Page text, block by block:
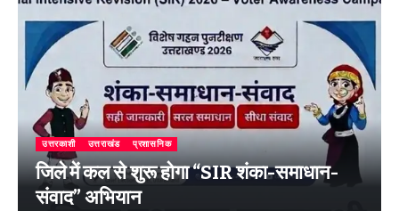
उत्तरकाशी उत्तराखंड प्रशासनिक
जिले में कल से शुरू होगा “SIR शंका-समाधान-
संवाद” अभियान